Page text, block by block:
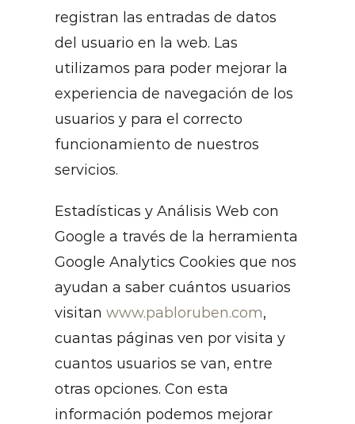
registran las entradas de datos
del usuario en la web. Las
utilizamos para poder mejorar la
experiencia de navegación de los
usuarios y para el correcto
funcionamiento de nuestros
servicios.
Estadísticas y Análisis Web con
Google a través de la herramienta
Google Analytics Cookies que nos
ayudan a saber cuántos usuarios
visitan www.pabloruben.com,
cuantas páginas ven por visita y
cuantos usuarios se van, entre
otras opciones. Con esta
información podemos mejorar